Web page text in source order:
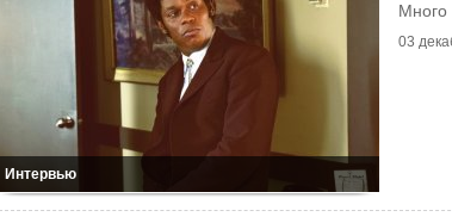
Интервью
Много
03